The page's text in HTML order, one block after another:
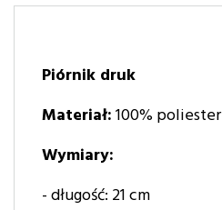
Piórnik druk
Materiał:100% poliester
Wymiary:
- długość: 21 cm